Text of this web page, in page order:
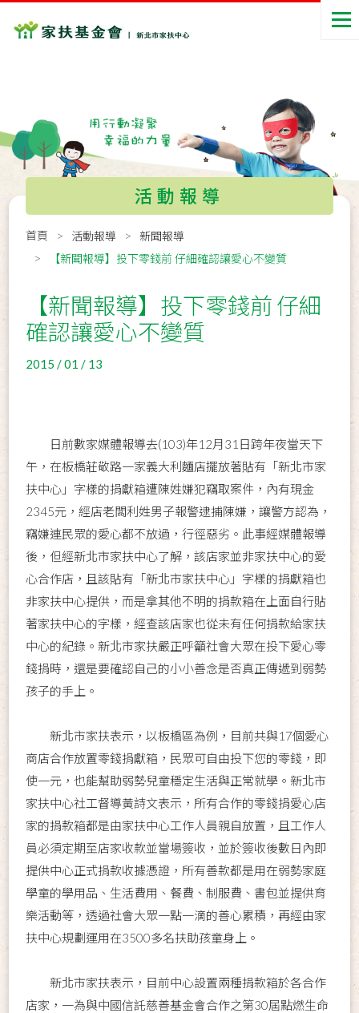
活動報導
首頁 活動報導
新聞報導
【新聞報導】投下零錢前 仔細確認讓愛心不變質
【新聞報導】投下零錢前 仔細
確認讓愛心不變質
2015 / 01 / 13
日前數家媒體報導去(103)年12月31日跨年夜當天下
午，在板橋莊敬路一家義大利麵店擺放著貼有「新北市家
扶中心」字樣的捐獻箱遭陳姓嫌犯竊取案件，內有現金
2345元，經店老闆利姓男子報警逮捕陳嫌，讓警方認為，
竊嫌連民眾的愛心都不放過，行徑惡劣。此事經媒體報導
後，但經新北市家扶中心了解，該店家並非家扶中心的愛
心合作店，且該貼有「新北市家扶中心」字樣的捐獻箱也
非家扶中心提供，而是拿其他不明的捐款箱在上面自行貼
著家扶中心的字樣，經查該店家也從未有任何捐款給家扶
中心的紀錄。新北市家扶嚴正呼籲社會大眾在投下愛心零
錢捐時，還是要確認自己的小小善念是否真正傳遞到弱勢
孩子的手上。
新北市家扶表示，以板橋區為例，目前共與17個愛心
商店合作放置零錢捐獻箱，民眾可自由投下您的零錢，即
使一元，也能幫助弱勢兒童穩定生活與正常就學。新北市
家扶中心社工督導黃詩文表示，所有合作的零錢捐愛心店
家的捐款箱都是由家扶中心工作人員親自放置，且工作人
員必須定期至店家收款並當場簽收，並於簽收後數日內即
提供中心正式捐款收據憑證，所有善款都是用在弱勢家庭
學童的學用品、生活費用、餐費、制服費、書包並提供育
樂活動等，透過社會大眾一點一滴的善心累積，再經由家
扶中心規劃運用在3500多名扶助孩童身上。
新北市家扶表示，目前中心設置兩種捐款箱於各合作
店家，一為與中國信託慈善基金會合作之第30屆點燃生命